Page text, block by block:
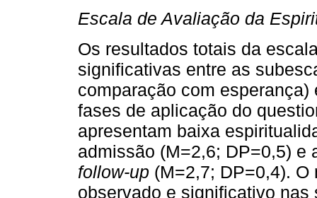
Escala de Avaliação da
Os resultados totais da
significativas entre as
comparação com
fases de aplicação do
apresentam baixa
admissão (M=2,6; DP=0,5) e
follow-up (M=2,7; DP=0,4).
observado e significativo